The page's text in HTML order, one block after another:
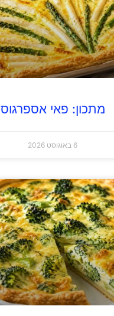
מתכון: פאי אספרגוס
6 באוגוסט 2026